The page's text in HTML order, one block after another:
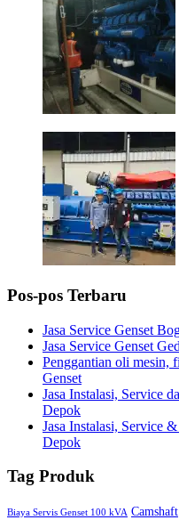
Pos-pos Terbaru
Jasa Service Genset
Jasa Service Genset
Penggantian oli mesin,
Genset
Jasa Instalasi, Service
Depok
Jasa Instalasi, Service
Depok
Tag Produk
Biaya Servis Genset 100 kVA Camshaft